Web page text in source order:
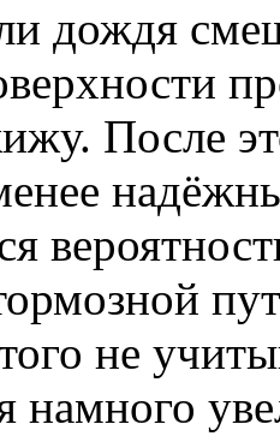
дождя
После
не
намного